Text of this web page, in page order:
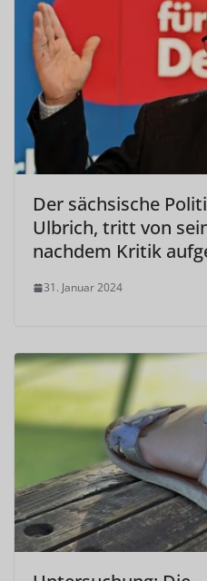
Der sächsische
Ulbrich, tritt von
nachdem Kritik
31. Januar 2024